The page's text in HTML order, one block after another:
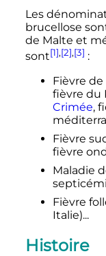
Les
brucellose
de Malte et
sont[1],[2],[3] :
Fièvre de
fièvre du
Crimée,
Fièvre
fièvre
Maladie
Fièvre
Italie)...
Histoire